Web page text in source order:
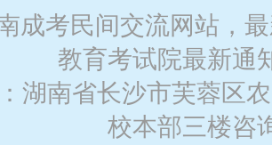
成考民间交流网站，
教育考试院最新通
湖南省长沙市芙蓉区
校本部三楼咨